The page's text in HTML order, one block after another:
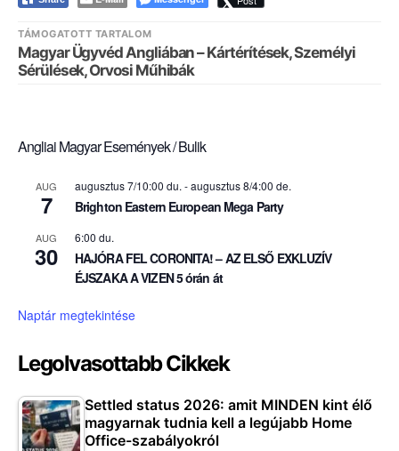
TÁMOGATOTT TARTALOM
Magyar Ügyvéd Angliában – Kártérítések, Személyi
Sérülések, Orvosi Műhibák
Angliai Magyar Események / Bulik
AUG
7
augusztus 7/10:00 du. -augusztus 8/4:00 de.
Brighton Eastern European Mega Party
AUG
30
6:00 du.
HAJÓRA FEL CORONITA! – AZ ELSŐ EXKLUZÍV
ÉJSZAKA A VIZEN 5 órán át
Naptár megtekintése
Legolvasottabb Cikkek
Settled status 2026: amit MINDEN kint élő
magyarnak tudnia kell a legújabb Home
Office-szabályokról